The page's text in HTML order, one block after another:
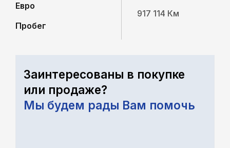
Евро
Пробег
917 114 Км
Заинтересованы в покупке
или продаже?
Мы будем рады Вам помочь